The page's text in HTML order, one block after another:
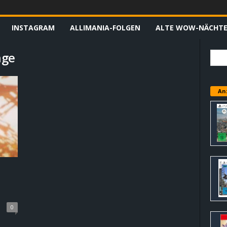
INSTAGRAM ALLIMANIA-FOLGEN ALTE WOW-NÄCHTE
0